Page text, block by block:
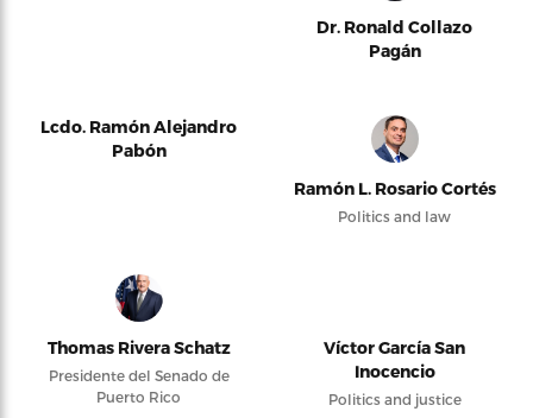
Dr. Ronald Collazo
Pagán
Lcdo. Ramón Alejandro
Pabón
Ramón L. Rosario Cortés
Politics and law
Thomas Rivera Schatz
Presidente del Senado de
Puerto Rico
Víctor García San
Inocencio
Politics and justice